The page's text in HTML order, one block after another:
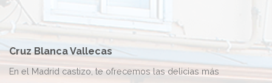
Cruz Blanca Vallecas
En el Madrid castizo, te ofrecemos las delicias más